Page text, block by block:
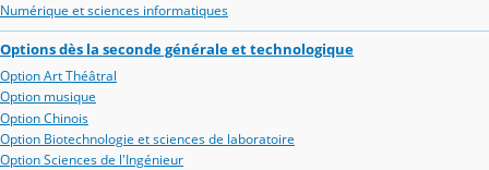
Numérique et sciences informatiques
Options dès la seconde générale et technologique
Option Art Théâtral
Option musique
Option Chinois
Option Biotechnologie et sciences de laboratoire
Option Sciences de l'Ingénieur